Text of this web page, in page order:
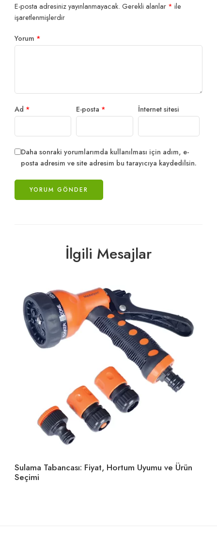
E-posta adresiniz yayınlanmayacak. Gerekli alanlar * ile
işaretlenmişlerdir
Yorum *
Ad * E-posta * İnternet sitesi
Daha sonraki yorumlarımda kullanılması için adım, e-
posta adresim ve site adresim bu tarayıcıya kaydedilsin.
İlgili Mesajlar
Sulama Tabancası: Fiyat, Hortum Uyumu ve Ürün
Seçimi